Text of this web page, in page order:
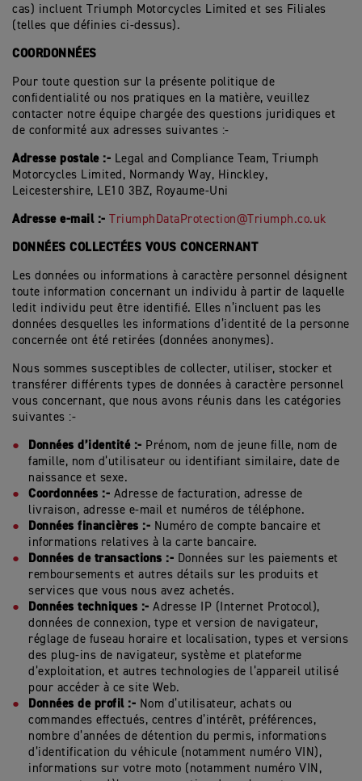
cas) incluent Triumph Motorcycles Limited et ses Filiales
(telles que définies ci-dessus).
COORDONNÉES
Pour toute question sur la présente politique de
confidentialité ou nos pratiques en la matière, veuillez
contacter notre équipe chargée des questions juridiques et
de conformité aux adresses suivantes :-
Adresse postale :- Legal and Compliance Team, Triumph
Motorcycles Limited, Normandy Way, Hinckley,
Leicestershire, LE10 3BZ, Royaume-Uni
Adresse e-mail :- TriumphDataProtection@Triumph.co.uk
DONNÉES COLLECTÉES VOUS CONCERNANT
Les données ou informations à caractère personnel désignent
toute information concernant un individu à partir de laquelle
ledit individu peut être identifié. Elles n’incluent pas les
données desquelles les informations d’identité de la personne
concernée ont été retirées (données anonymes).
Nous sommes susceptibles de collecter, utiliser, stocker et
transférer différents types de données à caractère personnel
vous concernant, que nous avons réunis dans les catégories
suivantes :-
Données d’identité :- Prénom, nom de jeune fille, nom de
famille, nom d’utilisateur ou identifiant similaire, date de
naissance et sexe.
Coordonnées :- Adresse de facturation, adresse de
livraison, adresse e-mail et numéros de téléphone.
Données financières :- Numéro de compte bancaire et
informations relatives à la carte bancaire.
Données de transactions :- Données sur les paiements et
remboursements et autres détails sur les produits et
services que vous nous avez achetés.
Données techniques :- Adresse IP (Internet Protocol),
données de connexion, type et version de navigateur,
réglage de fuseau horaire et localisation, types et versions
des plug-ins de navigateur, système et plateforme
d’exploitation, et autres technologies de l’appareil utilisé
pour accéder à ce site Web.
Données de profil :- Nom d’utilisateur, achats ou
commandes effectués, centres d’intérêt, préférences,
nombre d’années de détention du permis, informations
d’identification du véhicule (notamment numéro VIN),
informations sur votre moto (notamment numéro VIN,